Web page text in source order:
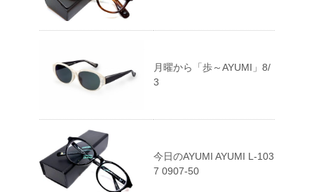
月曜から「歩～AYUMI」8/
3
今日のAYUMI AYUMI L-103
7 0907-50